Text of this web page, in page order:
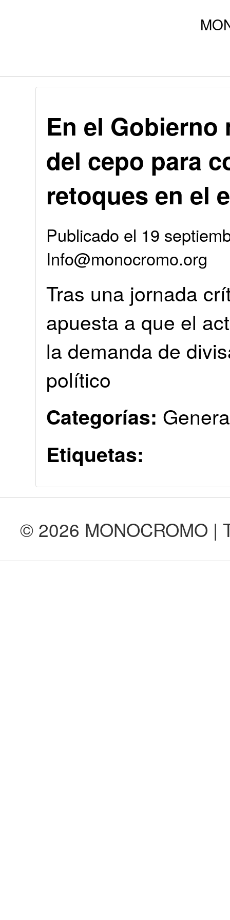
En el Gobierno
del cepo para
retoques en el
Publicado el 19
Info@monocromo.org
Tras una jornada
apuesta a que el
la demanda de
político
Categorías:
Etiquetas:
© 2026 MONOCROMO |